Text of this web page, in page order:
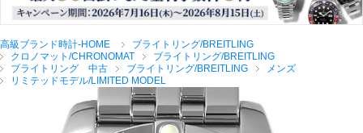
ブランドから探す
高級ブランド時計-HOME
ブライトリング/BREITLING
クロノマット/CHRONOMAT
ブライトリング/BREITLING
ブライトリング 中古
ブライトリング/BREITLING
メンズ
リミテッドモデル/LIMITED MODEL